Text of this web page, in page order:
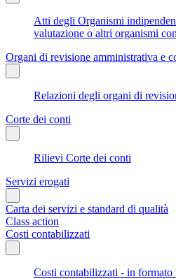
Atti degli Organismi
valutazione o altri organismi
Organi di revisione amministrativa e
Relazioni degli organi di
Corte dei conti
Rilievi Corte dei conti
Servizi erogati
Carta dei servizi e standard di qualità
Class action
Costi contabilizzati
Costi contabilizzati - in formato